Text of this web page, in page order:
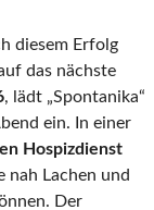
diesem Erfolg
das nächste
, lädt „Spontanika“
ein. In einer
Hospizdienst
nah Lachen und
Der